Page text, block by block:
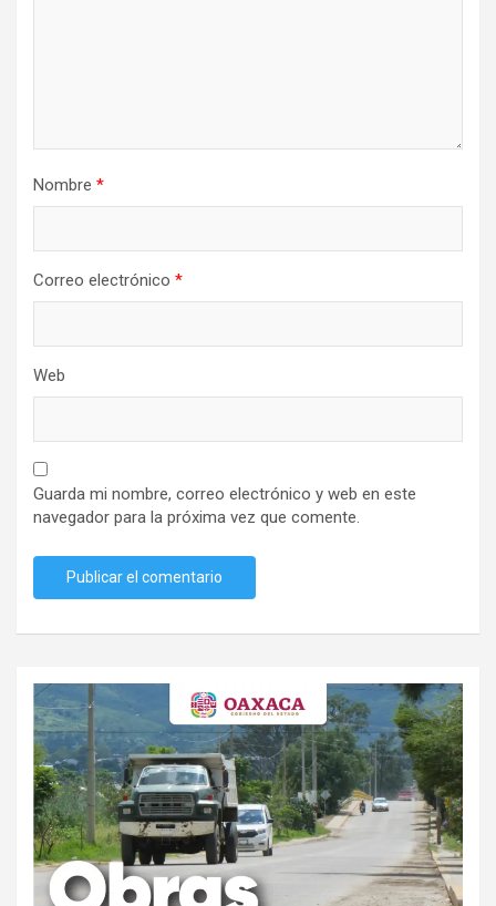
Nombre *
Correo electrónico *
Web
Guarda mi nombre, correo electrónico y web en este
navegador para la próxima vez que comente.